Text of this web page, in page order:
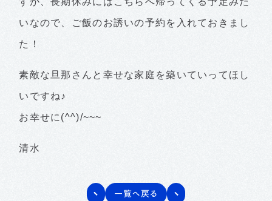
いなので、ご飯のお誘いの予約を入れておきまし
た！
素敵な旦那さんと幸せな家庭を築いていってほし
いですね♪
お幸せに(^^)/~~~
清水
一覧へ戻る